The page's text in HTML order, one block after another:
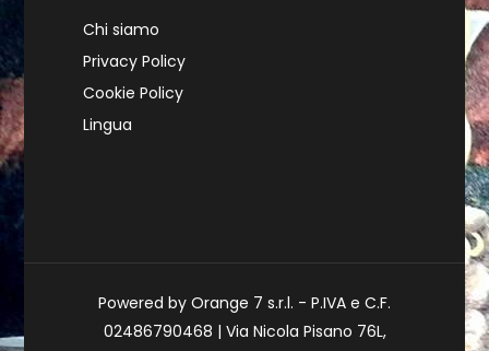
Chi siamo
Privacy Policy
Cookie Policy
Lingua
Powered by Orange 7 s.r.l. - P.IVA e C.F.
02486790468 | Via Nicola Pisano 76L,